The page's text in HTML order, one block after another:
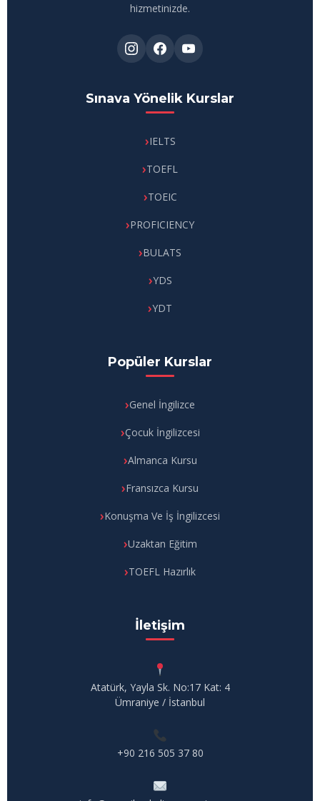
hizmetinizde.
Sınava Yönelik Kurslar
IELTS
TOEFL
TOEIC
PROFICIENCY
BULATS
YDS
YDT
Popüler Kurslar
Genel İngilizce
Çocuk İngilizcesi
Almanca Kursu
Fransızca Kursu
Konuşma Ve İş İngilizcesi
Uzaktan Eğitim
TOEFL Hazırlık
İletişim
Atatürk, Yayla Sk. No:17 Kat: 4
Ümraniye / İstanbul
+90 216 505 37 80